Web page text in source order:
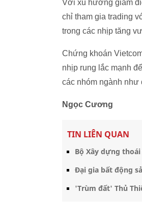
Với xu hướng giảm
chỉ tham gia trading
trong các nhịp tăng
Chứng khoán
nhịp rung lắc mạnh
các nhóm ngành như
Ngọc Cương
TIN LIÊN QUAN
Bộ Xây dựng
Đại gia bất động
'Trùm đất' Thủ